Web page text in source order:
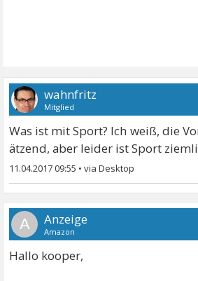
wahnfritz
Mitglied
Was ist mit Sport? Ich weiß, die
ätzend, aber leider ist Sport
11.04.2017 09:55 •
A
Hallo kooper,